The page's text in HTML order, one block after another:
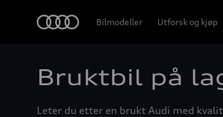
Bilmodeller Utforsk og kjøp
Bruktbil på
Leter du etter en brukt Audi med